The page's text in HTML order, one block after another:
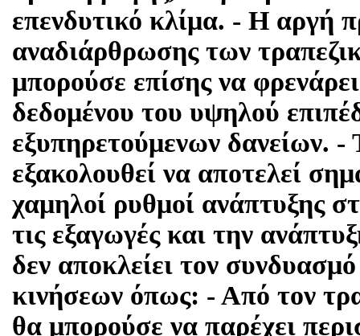
επενδυτικό κλίμα. - Η αργή
αναδιάρθρωσης των
μπορούσε επίσης να
δεδομένου του υψηλού
εξυπηρετούμενων δανείων.
εξακολουθεί να αποτελεί
χαμηλοί ρυθμοί ανάπτυξης
τις εξαγωγές και την
δεν αποκλείει τον
κινήσεων όπως: - Από τον
θα μπορούσε να παρέχει